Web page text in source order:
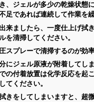
、ジェルが多少の乾燥状態
足であれば連続して作業を
来ましたら、一度仕上げ拭
を清掃してください。
スプレーで清掃するのが効
にジェル原液が附着してし
の付着放置は化学反応を起
てください。
きをしてしまいますと、超